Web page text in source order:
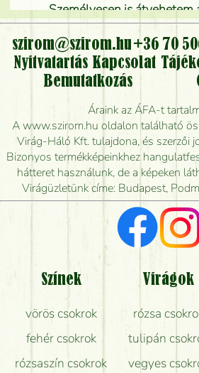
Személyesen is átvehetem
virágcsokrot, vagy csak
kérhető?
Vidékre is lehet
Meddig rendelhetek virágküldést
kiszállítsák?
Mennyire gyorsan tudják
mikor tudják leghamarabb
Vörös rózsát keresek,
Milyen visszajelzést kapok a
Tényleg azt kapom, ami a
Mit kell tudni a virágcsokrok
Hogy marad a lehető legtovább
Tudok adventi koszorút
szirom@szirom.hu +36 70
Nyitvatartás Kapcsolat
Bemutatkozás
Áraink az ÁFA-t
A www.szirom.hu oldalon található
Virág-Háló Kft. tulajdona, és szerzői
Bizonyos termékképeinkhez
hátteret használunk, de a képeken
Virágüzletünk címe: Budapest,
Színek
vörös csokrok
fehér csokrok
rózsaszín csokrok
Virágok
rózsa
tulipán
vegyes